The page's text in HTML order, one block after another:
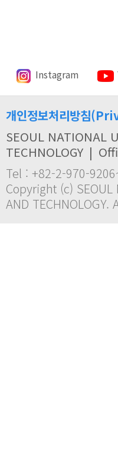
Instagram
개인정보처리방침
SEOUL NATIONAL
TECHNOLOGY |
Tel : +82-2-970-
Copyright (c) SEOUL
AND